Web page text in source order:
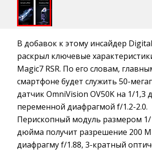
В добавок к этому инсайдер
раскрыл ключевые
Magic7 RSR. По его словам,
смартфоне будет служить 50-
датчик OmniVision OV50K на 1/1,3
переменной диафрагмой f/1.2-2.0.
Перископный модуль размером 1/
дюйма получит разрешение 200
диафрагму f/1.88, 3-кратный